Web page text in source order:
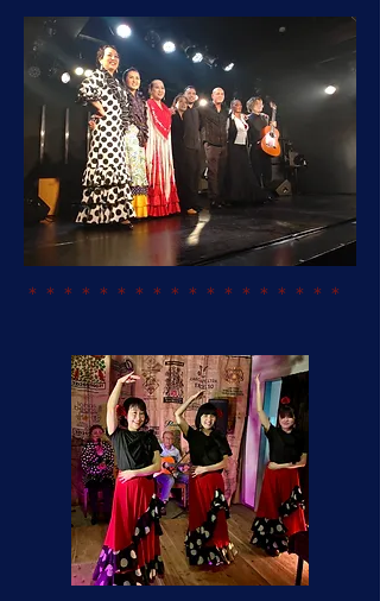
​＊＊＊＊＊＊＊＊＊＊＊＊＊＊＊＊＊＊